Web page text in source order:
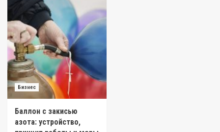
Бизнес
Баллон с закисью
азота: устройство,